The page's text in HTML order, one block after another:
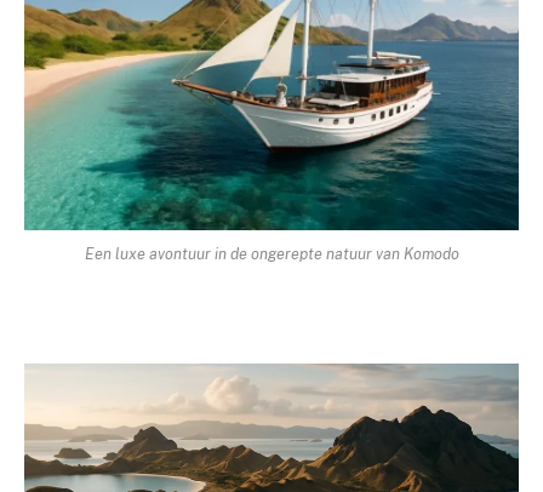
Een luxe avontuur in de ongerepte natuur van Komodo